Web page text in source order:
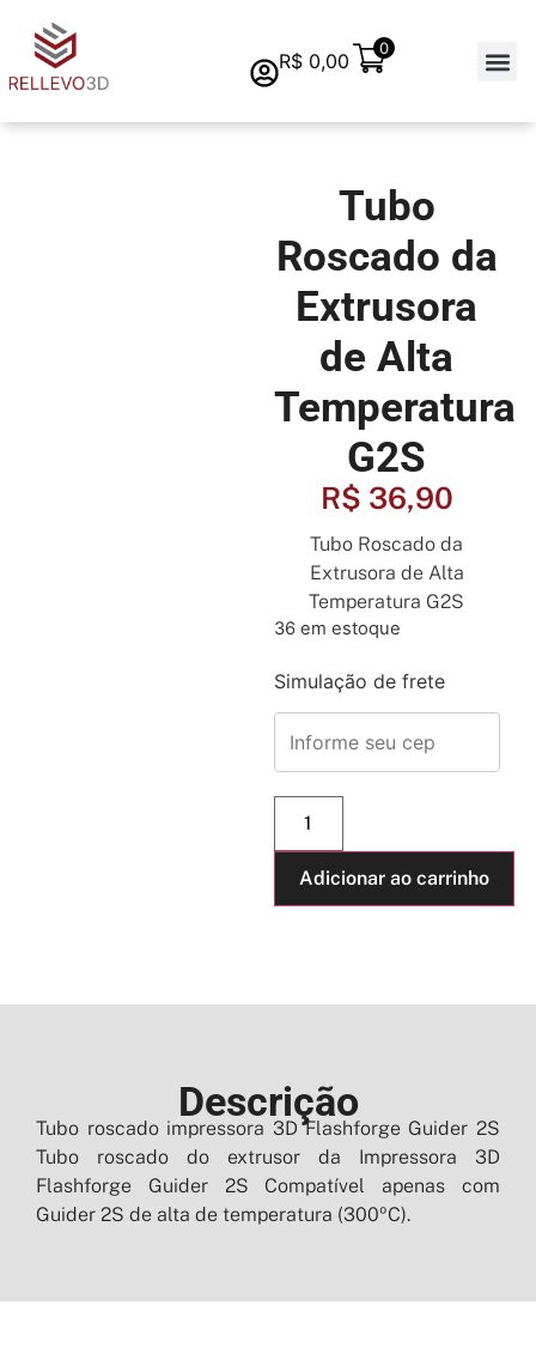
R$0,00
0
Tubo
Roscado da
Extrusora
de Alta
Temperatura
G2S
R$ 36,90
Tubo Roscado da
Extrusora de Alta
Temperatura G2S
36 em estoque
Simulação de frete
Adicionar ao carrinho
Descrição
Tubo roscado impressora 3D Flashforge Guider 2S
Tubo roscado do extrusor da Impressora 3D
Flashforge Guider 2S Compatível apenas com
Guider 2S de alta de temperatura (300ºC).